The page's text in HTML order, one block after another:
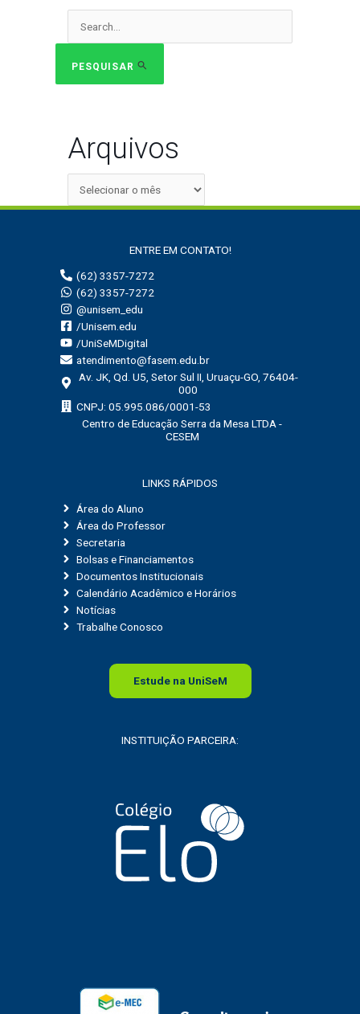
Pesquisar
PESQUISAR
Arquivos
ENTRE EM CONTATO!
(62) 3357-7272
(62) 3357-7272
@unisem_edu
/Unisem.edu
/UniSeMDigital
atendimento@fasem.edu.br
Av. JK, Qd. U5, Setor Sul II, Uruaçu-GO, 76404-
000
CNPJ: 05.995.086/0001-53
Centro de Educação Serra da Mesa LTDA -
CESEM
LINKS RÁPIDOS
Área do Aluno
Área do Professor
Secretaria
Bolsas e Financiamentos
Documentos Institucionais
Calendário Acadêmico e Horários
Notícias
Trabalhe Conosco
Estude na UniSeM
INSTITUIÇÃO PARCEIRA: